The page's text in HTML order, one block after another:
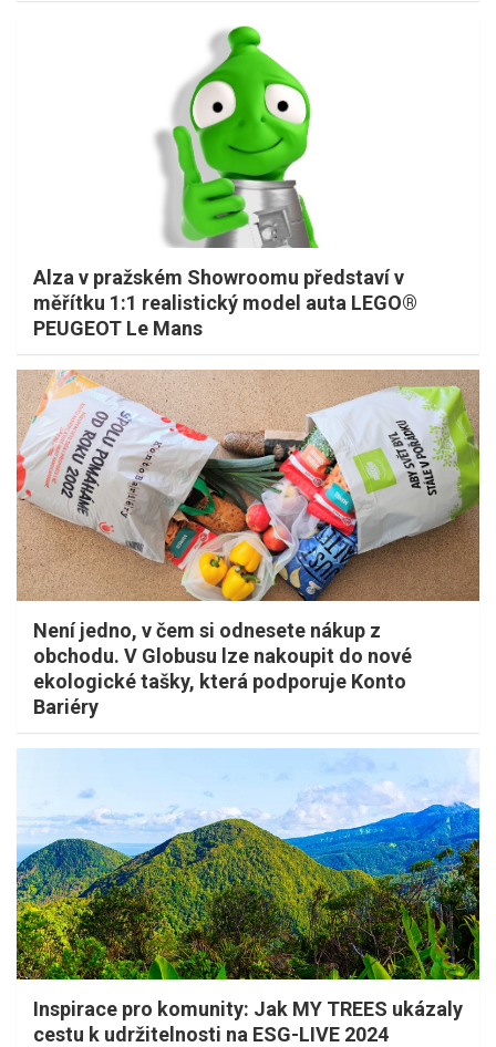
Alza v pražském Showroomu představí v
měřítku 1:1 realistický model auta LEGO®
PEUGEOT Le Mans
Není jedno, v čem si odnesete nákup z
obchodu. V Globusu lze nakoupit do nové
ekologické tašky, která podporuje Konto
Bariéry
Inspirace pro komunity: Jak MY TREES ukázaly
cestu k udržitelnosti na ESG-LIVE 2024